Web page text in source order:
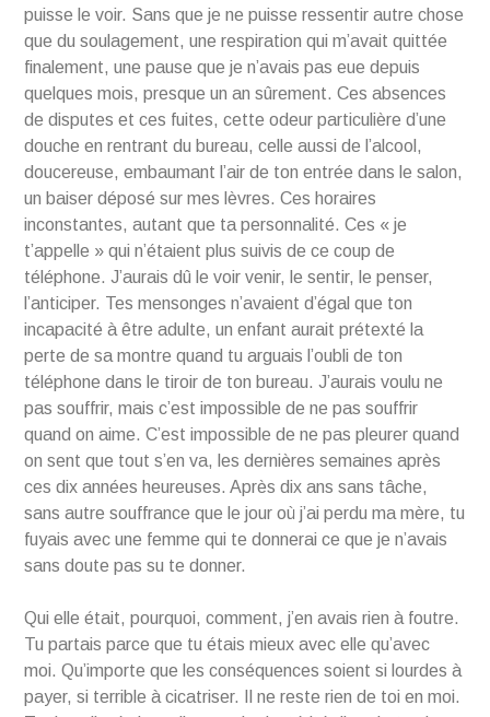
puisse le voir. Sans que je ne puisse ressentir autre chose
que du soulagement, une respiration qui m’avait quittée
finalement, une pause que je n’avais pas eue depuis
quelques mois, presque un an sûrement. Ces absences
de disputes et ces fuites, cette odeur particulière d’une
douche en rentrant du bureau, celle aussi de l’alcool,
doucereuse, embaumant l’air de ton entrée dans le salon,
un baiser déposé sur mes lèvres. Ces horaires
inconstantes, autant que ta personnalité. Ces « je
t’appelle » qui n’étaient plus suivis de ce coup de
téléphone. J’aurais dû le voir venir, le sentir, le penser,
l’anticiper. Tes mensonges n’avaient d’égal que ton
incapacité à être adulte, un enfant aurait prétexté la
perte de sa montre quand tu arguais l’oubli de ton
téléphone dans le tiroir de ton bureau. J’aurais voulu ne
pas souffrir, mais c’est impossible de ne pas souffrir
quand on aime. C’est impossible de ne pas pleurer quand
on sent que tout s’en va, les dernières semaines après
ces dix années heureuses. Après dix ans sans tâche,
sans autre souffrance que le jour où j’ai perdu ma mère, tu
fuyais avec une femme qui te donnerai ce que je n’avais
sans doute pas su te donner.
Qui elle était, pourquoi, comment, j’en avais rien à foutre.
Tu partais parce que tu étais mieux avec elle qu’avec
moi. Qu’importe que les conséquences soient si lourdes à
payer, si terrible à cicatriser. Il ne reste rien de toi en moi.